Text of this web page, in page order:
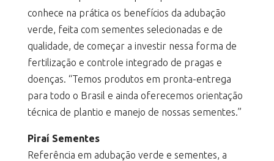
conhece na prática os benefícios da adubação
verde, feita com sementes selecionadas e de
qualidade, de começar a investir nessa forma de
fertilização e controle integrado de pragas e
doenças. “Temos produtos em pronta-entrega
para todo o Brasil e ainda oferecemos orientação
técnica de plantio e manejo de nossas sementes.”
Piraí Sementes
Referência em adubação verde e sementes, a